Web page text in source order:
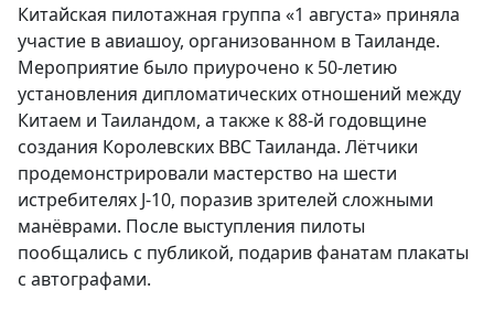
Китайская пилотажная группа «1 августа» приняла
участие в авиашоу, организованном в Таиланде.
Мероприятие было приурочено к 50-летию
установления дипломатических отношений между
Китаем и Таиландом, а также к 88-й годовщине
создания Королевских ВВС Таиланда. Лётчики
продемонстрировали мастерство на шести
истребителях J-10, поразив зрителей сложными
манёврами. После выступления пилоты
пообщались с публикой, подарив фанатам плакаты
с автографами.